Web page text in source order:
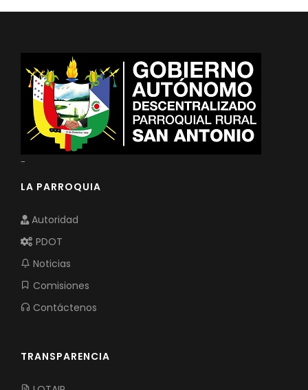
-
LA PARROQUIA
Autoridad
PDOT
Noticias
Comisiones
Contáctenos
TRANSPARENCIA